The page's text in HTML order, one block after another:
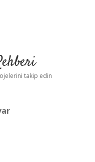
takip edin